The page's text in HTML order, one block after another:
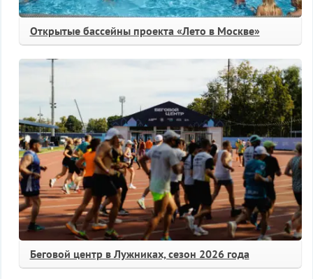
Открытые бассейны проекта «Лето в Москве»
Беговой центр в Лужниках, сезон 2026 года